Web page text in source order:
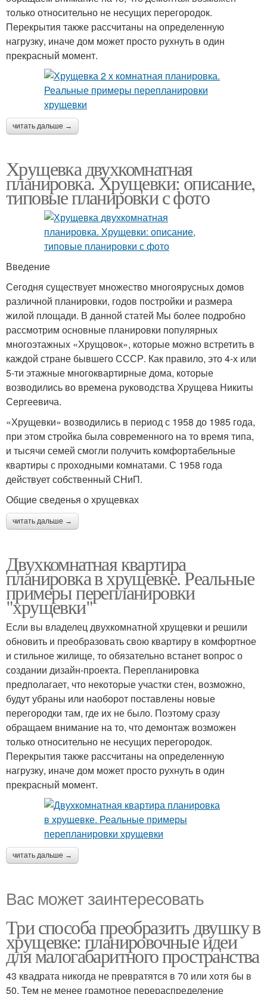
только относительно не несущих перегородок.
Перекрытия также рассчитаны на определенную
нагрузку, иначе дом может просто рухнуть в один
прекрасный момент.
читать дальше →
Хрущевка двухкомнатная
планировка. Хрущевки: описание,
типовые планировки с фото
Введение
Сегодня существует множество многоярусных домов
различной планировки, годов постройки и размера
жилой площади. В данной статей Мы более подробно
рассмотрим основные планировки популярных
многоэтажных «Хрущовок», которые можно встретить в
каждой стране бывшего СССР. Как правило, это 4-х или
5-ти этажные многоквартирные дома, которые
возводились во времена руководства Хрущева Никиты
Сергеевича.
«Хрущевки» возводились в период с 1958 до 1985 года,
при этом стройка была современного на то время типа,
и тысячи семей смогли получить комфортабельные
квартиры с проходными комнатами. С 1958 года
действует собственный СНиП.
Общие сведенья о хрущевках
читать дальше →
Двухкомнатная квартира
планировка в хрущевке. Реальные
примеры перепланировки
"хрущевки"
Если вы владелец двухкомнатной хрущевки и решили
обновить и преобразовать свою квартиру в комфортное
и стильное жилище, то обязательно встанет вопрос о
создании дизайн-проекта. Перепланировка
предполагает, что некоторые участки стен, возможно,
будут убраны или наоборот поставлены новые
перегородки там, где их не было. Поэтому сразу
обращаем внимание на то, что демонтаж возможен
только относительно не несущих перегородок.
Перекрытия также рассчитаны на определенную
нагрузку, иначе дом может просто рухнуть в один
прекрасный момент.
читать дальше →
Вас может заинтересовать
Три способа преобразить двушку в
хрущевке: планировочные идеи
для малогабаритного пространства
43 квадрата никогда не превратятся в 70 или хотя бы в
50. Тем не менее грамотное перераспределение